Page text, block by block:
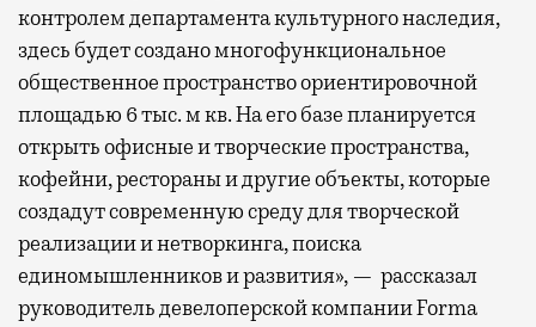
контролем департамента культурного наследия,
здесь будет создано многофункциональное
общественное пространство ориентировочной
площадью 6 тыс. м кв. На его базе планируется
открыть офисные и творческие пространства,
кофейни, рестораны и другие объекты, которые
создадут современную среду для творческой
реализации и нетворкинга, поиска
единомышленников и развития», — рассказал
руководитель девелоперской компании Forma